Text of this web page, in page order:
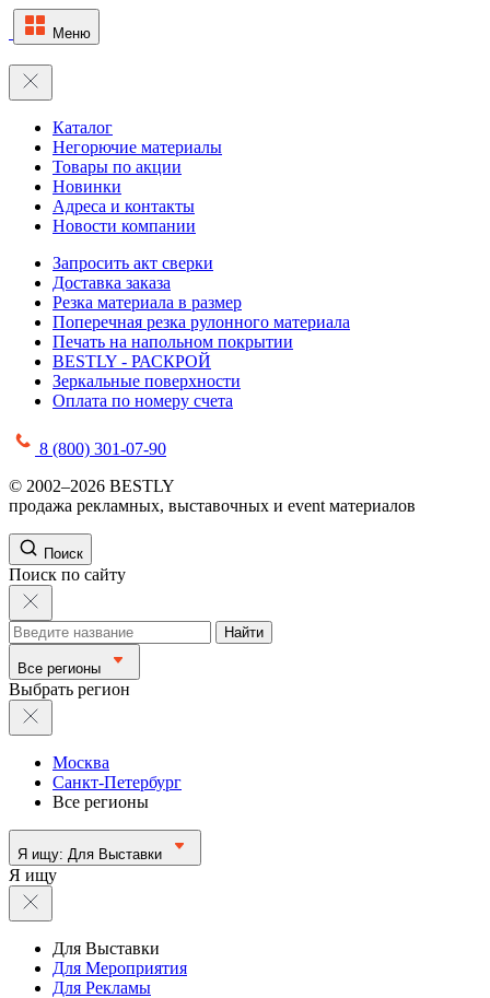
Меню
Каталог
Негорючие материалы
Товары по акции
Новинки
Адреса и контакты
Новости компании
Запросить акт сверки
Доставка заказа
Резка материала в размер
Поперечная резка рулонного материала
Печать на напольном покрытии
BESTLY - РАСКРОЙ
Зеркальные поверхности
Оплата по номеру счета
8 (800) 301-07-90
© 2002–2026 BESTLY
продажа рекламных, выставочных и event материалов
Поиск
Поиск по сайту
Найти
Все регионы
Выбрать регион
Москва
Санкт-Петербург
Все регионы
Я ищу: Для Выставки
Я ищу
Для Выставки
Для Мероприятия
Для Рекламы